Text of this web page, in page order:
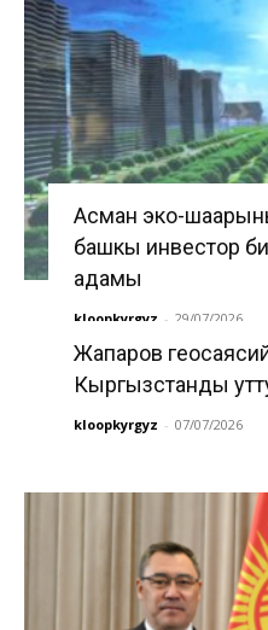
Асман эко-
башкы инвестор
адамы
kloopkyrgyz - 29/07/2026
Жапаров
Кыргызстанды
kloopkyrgyz - 07/07/2026